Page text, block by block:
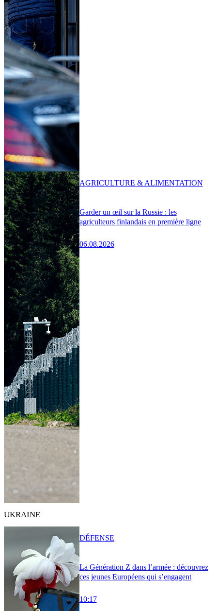
Garder un œil sur la Russie : les
agriculteurs finlandais en première ligne
06.08.2026
AGRICULTURE & ALIMENTATION
UKRAINE
La Génération Z dans l’armée : découvrez
ces jeunes Européens qui s’engagent
10:17
DÉFENSE